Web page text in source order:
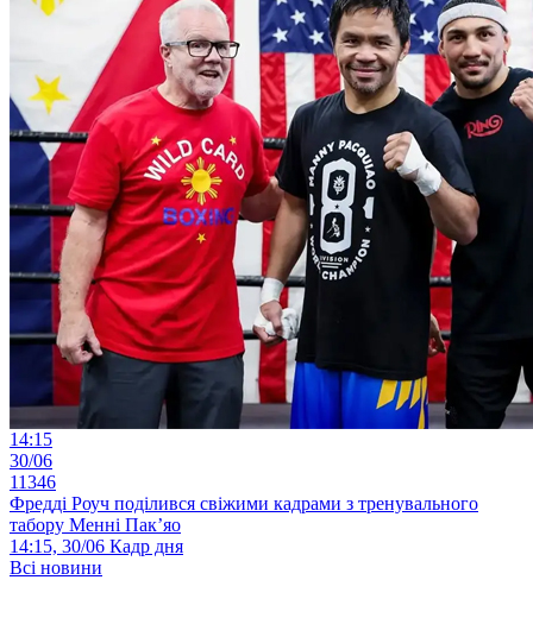
14:15
30/06
11346
Фредді Роуч поділився свіжими кадрами з тренувального
табору Менні Пак’яо
14:15, 30/06 Кадр дня
Всі новини